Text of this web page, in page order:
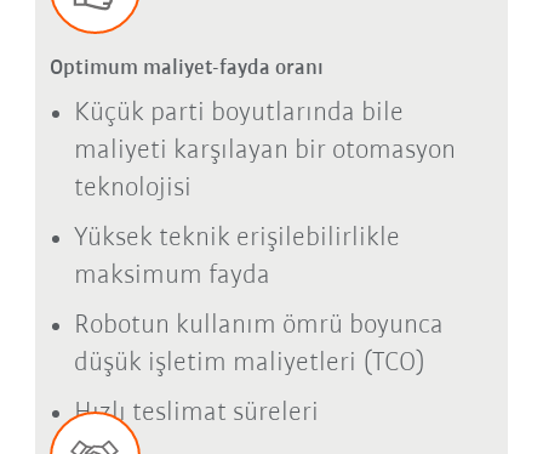
Optimum maliyet-fayda oranı
Küçük parti boyutlarında bile
maliyeti karşılayan bir otomasyon
teknolojisi
Yüksek teknik erişilebilirlikle
maksimum fayda
Robotun kullanım ömrü boyunca
düşük işletim maliyetleri (TCO)
Hızlı teslimat süreleri